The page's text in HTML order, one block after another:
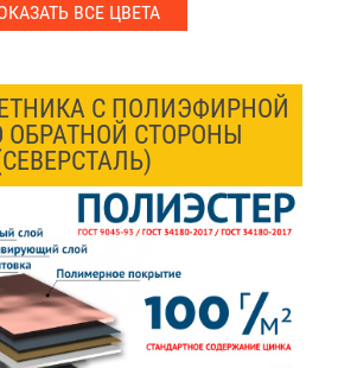
ВСЕ ЦВЕТА
С ПОЛИЭФИРНОЙ
СТОРОНЫ